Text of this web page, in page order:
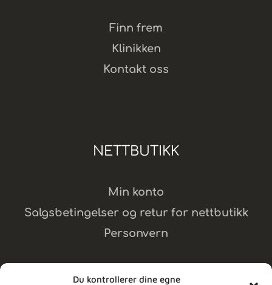
Du kontrollerer dine egne
Finn frem
Klinikken
Kontakt oss
NETTBUTIKK
Min konto
Salgsbetingelser og retur for nettbutikk
Personvern